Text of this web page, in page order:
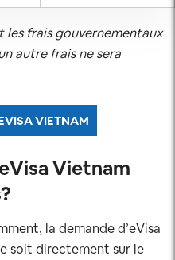
les frais gouvernementaux
autre frais ne sera
VIETNAM
Vietnam
la demande d’eVisa
soit directement sur le